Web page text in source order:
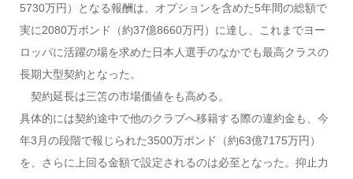
5730万円）となる報酬は、オプションを含めた5年間の総額で
実に2080万ポンド（約37億8660万円）に達し、これまでヨー
ロッパに活躍の場を求めた日本人選手のなかでも最高クラスの
長期大型契約となった。
契約延長は三笘の市場価値をも高める。
具体的には契約途中で他のクラブへ移籍する際の違約金も、今
年3月の段階で報じられた3500万ポンド（約63億7175万円）
を、さらに上回る金額で設定されるのは必至となった。抑止力